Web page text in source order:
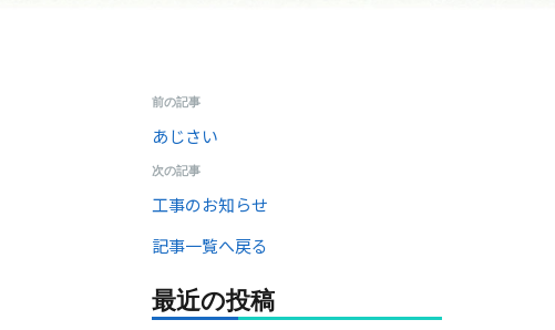
前の記事
あじさい
次の記事
工事のお知らせ
記事一覧へ戻る
最近の投稿